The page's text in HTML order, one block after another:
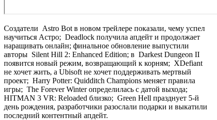
Создатели Astro Bot в новом трейлере показали, чему успел
научиться Астро; Deadlock получила апдейт и продолжает
наращивать онлайн; финальное обновление выпустили
авторы Silent Hill 2: Enhanced Edition; в Darkest Dungeon II
появится новый режим, возвращающий к корням; XDefiant
не хочет жить, а Ubisoft не хочет поддерживать мертвый
проект; Harry Potter: Quidditch Champions меняет правила
игры; The Forever Winterопределилась с датой выхода;
HITMAN 3 VR: Reloaded близко; Green Hell празднует 5-й
день рождения, разработчики разослали подарки и выкатили
последний контентный апдейт.